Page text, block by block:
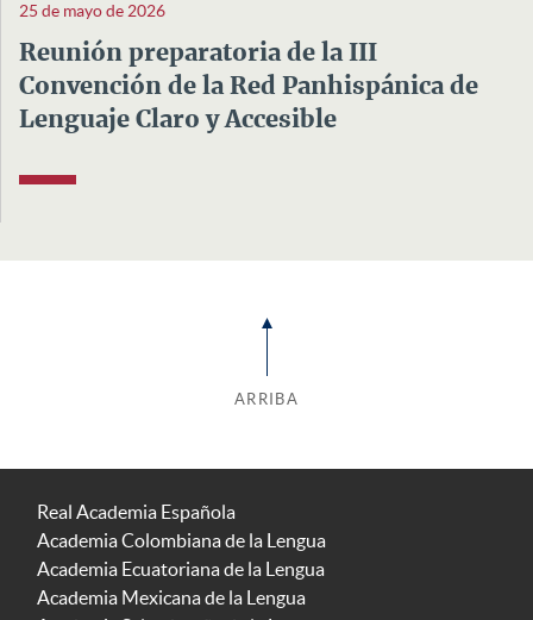
25 de mayo de 2026
Reunión preparatoria de la III
Convención de la Red Panhispánica de
Lenguaje Claro y Accesible
ARRIBA
Real Academia Española
Academia Colombiana de la Lengua
Academia Ecuatoriana de la Lengua
Academia Mexicana de la Lengua